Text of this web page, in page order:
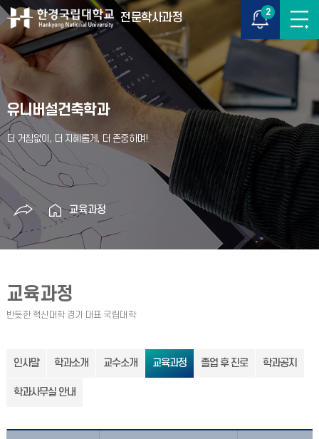
전문학사과정 2
유니버설건축학과
교육과정
교육과정
인사말 학과소개 교수소개 교육과정 졸업 후 진로 학과공지
학과사무실 안내